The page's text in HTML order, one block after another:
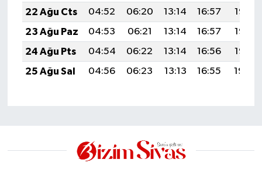
22 Ağu Cts
04:52 06:20 13:14 16:57
19:58
23 Ağu Paz
04:53 06:21 13:14 16:57
19:57
24 Ağu Pts
04:54 06:22 13:14 16:56
19:55
25 Ağu Sal
04:56 06:23 13:13 16:55 19:54